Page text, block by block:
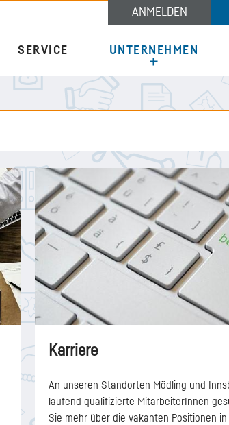
Unternehmen
ANMELDEN
SERVICE UNTERNEHMEN
Karriere
An unseren Standorten Mödling und
laufend qualifizierte MitarbeiterInnen
Sie mehr über die vakanten Positionen